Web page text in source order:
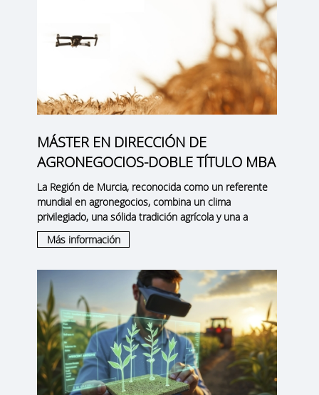
MÁSTER EN DIRECCIÓN DE
AGRONEGOCIOS-DOBLE TÍTULO MBA
La Región de Murcia, reconocida como un referente
mundial en agronegocios, combina un clima
privilegiado, una sólida tradición agrícola y una a
Más información